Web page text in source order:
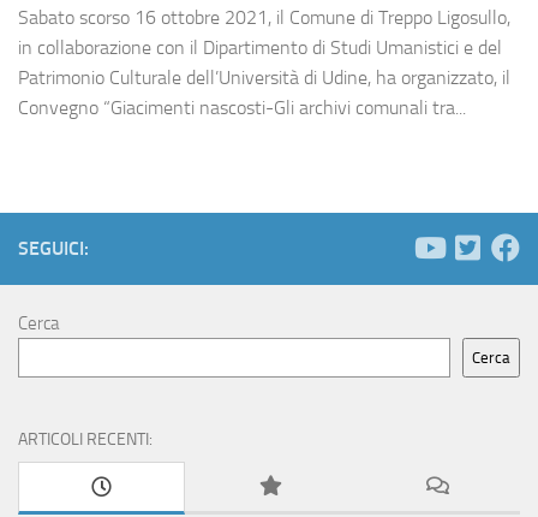
Sabato scorso 16 ottobre 2021, il Comune di Treppo Ligosullo,
in collaborazione con il Dipartimento di Studi Umanistici e del
Patrimonio Culturale dell’Università di Udine, ha organizzato, il
Convegno “Giacimenti nascosti-Gli archivi comunali tra...
SEGUICI:
Cerca
Cerca
ARTICOLI RECENTI: